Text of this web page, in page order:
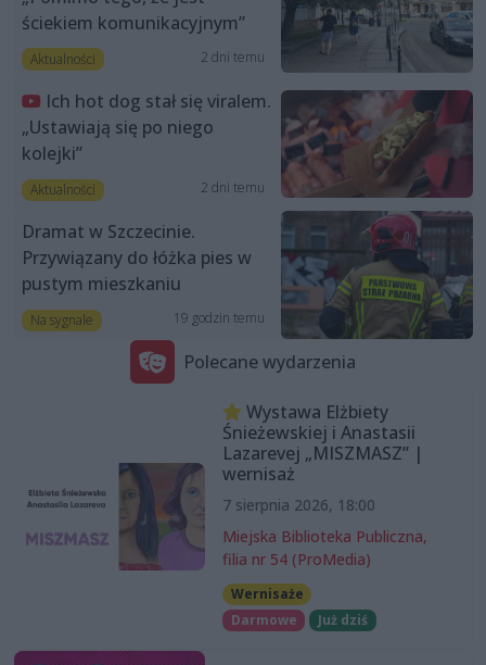
ściekiem komunikacyjnym”
Aktualności 2 dni temu
Ich hot dog stał się viralem.
„Ustawiają się po niego
kolejki”
Aktualności 2 dni temu
Dramat w Szczecinie.
Przywiązany do łóżka pies w
pustym mieszkaniu
Na sygnale 19 godzin temu
Polecane wydarzenia
Wystawa Elżbiety
Śnieżewskiej i Anastasii
Lazarevej „MISZMASZ” |
wernisaż
7 sierpnia 2026, 18:00
Miejska Biblioteka Publiczna,
filia nr 54 (ProMedia)
Wernisaże
Darmowe
Już dziś